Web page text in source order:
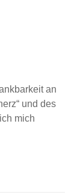
an
und des
mich